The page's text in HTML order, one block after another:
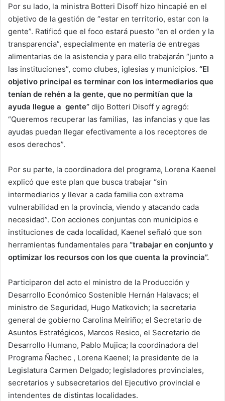
Por su lado, la ministra Botteri Disoff hizo hincapié en el
objetivo de la gestión de “estar en territorio, estar con la
gente”. Ratificó que el foco estará puesto “en el orden y la
transparencia”, especialmente en materia de entregas
alimentarias de la asistencia y para ello trabajarán “junto a
las instituciones”, como clubes, iglesias y municipios. “El
objetivo principal es terminar con los intermediarios que
tenían de rehén a la gente, que no permitían que la
ayuda llegue a gente” dijo Botteri Disoff y agregó:
“Queremos recuperar las familias, las infancias y que las
ayudas puedan llegar efectivamente a los receptores de
esos derechos”.
Por su parte, la coordinadora del programa, Lorena Kaenel
explicó que este plan que busca trabajar “sin
intermediarios y llevar a cada familia con extrema
vulnerabilidad en la provincia, viendo y atacando cada
necesidad”. Con acciones conjuntas con municipios e
instituciones de cada localidad, Kaenel señaló que son
herramientas fundamentales para “trabajar en conjunto y
optimizar los recursos con los que cuenta la provincia”.
Participaron del acto el ministro de la Producción y
Desarrollo Económico Sostenible Hernán Halavacs; el
ministro de Seguridad, Hugo Matkovich; la secretaria
general de gobierno Carolina Meiriño; el Secretario de
Asuntos Estratégicos, Marcos Resico, el Secretario de
Desarrollo Humano, Pablo Mujica; la coordinadora del
Programa Ñachec , Lorena Kaenel; la presidente de la
Legislatura Carmen Delgado; legisladores provinciales,
secretarios y subsecretarios del Ejecutivo provincial e
intendentes de distintas localidades.